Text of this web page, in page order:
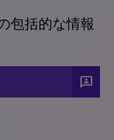
包括的な情報
3P